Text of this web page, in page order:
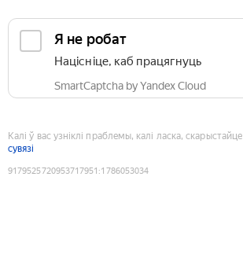
Я не робат
Націсніце, каб працягнуць
SmartCaptcha by Yandex Cloud
Калі ў вас узніклі праблемы, калі ласка, скарыстайце
сувязі
9179525720953717951 :1786053034